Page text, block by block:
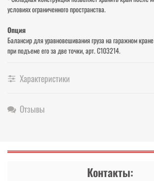
условиях ограниченного пространства.
Опция
Балансир для уравновешивания груза на гаражном
при подъеме его за две точки, арт. С103214.
Характеристики
Отзывы
Контакты: